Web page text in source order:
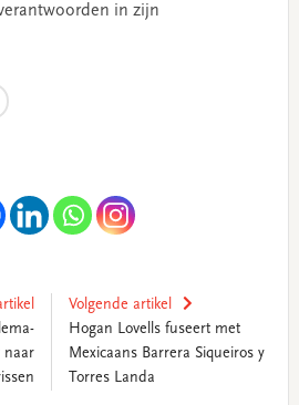
in zijn
naar
Volgende artikel
Hogan Lovells fuseert met
Mexicaans Barrera Siqueiros y
Torres Landa